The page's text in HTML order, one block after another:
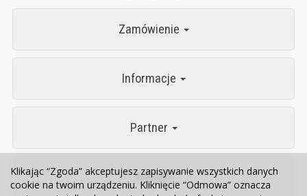
Zamówienie
Informacje
Partner
Kontakt
Klikając “Zgoda” akceptujesz zapisywanie wszystkich danych
cookie na twoim urządzeniu. Kliknięcie “Odmowa” oznacza